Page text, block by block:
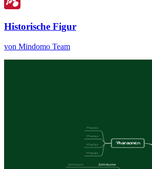
Historische Figur
von Mindomo Team